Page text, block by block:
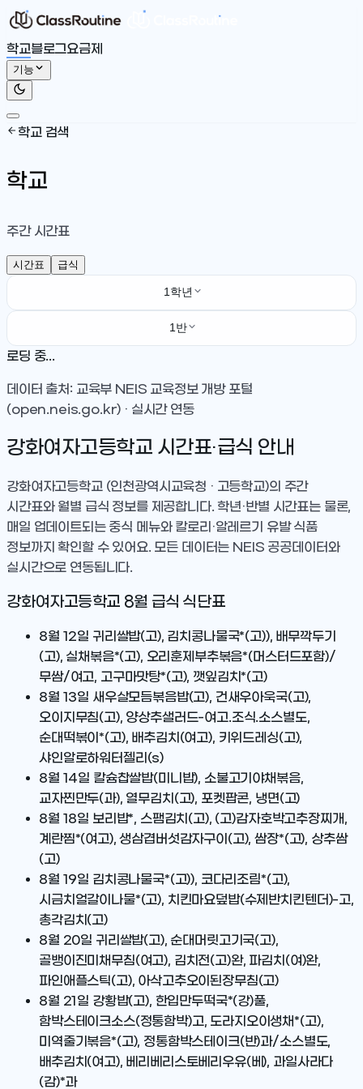
학교블로그요금제
기능
학교 검색
학교
주간 시간표
시간표 급식
1학년
1반
로딩 중...
데이터 출처: 교육부 NEIS 교육정보 개방 포털
(open.neis.go.kr) · 실시간 연동
강화여자고등학교 시간표·급식 안내
강화여자고등학교(인천광역시교육청 · 고등학교)의 주간
시간표와 월별 급식 정보를 제공합니다. 학년·반별 시간표는 물론,
매일 업데이트되는 중식 메뉴와 칼로리·알레르기 유발 식품
정보까지 확인할 수 있어요. 모든 데이터는 NEIS 공공데이터와
실시간으로 연동됩니다.
강화여자고등학교 8월 급식 식단표
8월 12일 귀리쌀밥(고), 김치콩나물국*(고)), 배무깍두기
(고), 실채볶음*(고), 오리훈제부추볶음*(머스터드포함)/
무쌈/여고, 고구마맛탕*(고), 깻잎김치*(고)
8월 13일 새우살모듬볶음밥(고), 건새우아욱국(고),
오이지무침(고), 양상추샐러드-여고.조식.소스별도,
순대떡볶이*(고), 배추김치(여고), 키위드레싱(고),
샤인알로하워터젤리(s)
8월 14일 칼슘찹쌀밥(미니밥), 소불고기야채볶음,
교자찐만두(과), 열무김치(고), 포켓팝콘, 냉면(고)
8월 18일 보리밥*, 스팸김치(고), (고)감자호박고추장찌개,
계란찜*(여고), 생삼겹버섯감자구이(고), 쌈장*(고), 상추쌈
(고)
8월 19일 김치콩나물국*(고)), 코다리조림*(고),
시금치얼갈이나물*(고), 치킨마요덮밥(수제반치킨텐더)-고,
총각김치(고)
8월 20일 귀리쌀밥(고), 순대머릿고기국(고),
골뱅이진미채무침(여고), 김치전(고)완, 파김치(여)완,
파인애플스틱(고), 아삭고추오이된장무침(고)
8월 21일 강황밥(고), 한입만두떡국*(강)풀,
함박스테이크소스(정통함박)고, 도라지오이생채*(고),
미역줄기볶음*(고), 정통함박스테이크(반)과/소스별도,
배추김치(여고), 베리베리스토베리우유(베), 과일사라다
(감)*과